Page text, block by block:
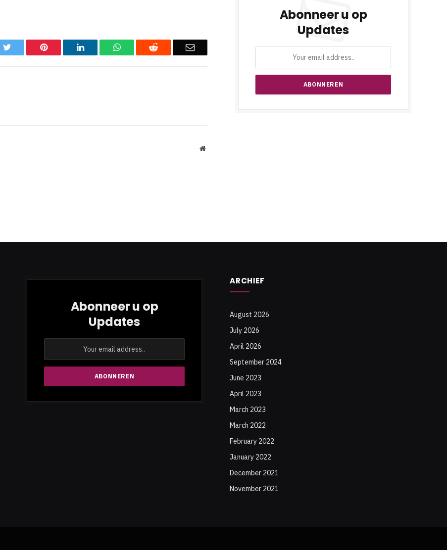
Twitter Pinterest LinkedIn WhatsAppReddit Email
Website
Abonneer u op
Updates
Abonneer u op
Updates
ARCHIEF
August 2026
July 2026
April 2026
September 2024
June 2023
April 2023
March 2023
March 2022
February 2022
January 2022
December 2021
November 2021